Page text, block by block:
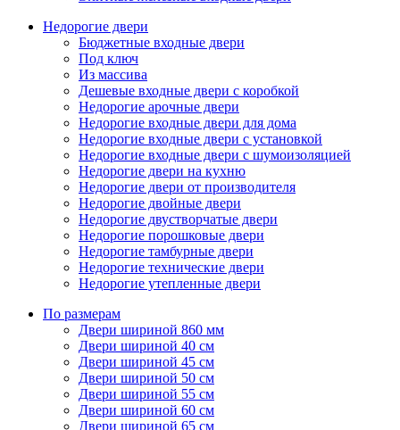
Недорогие двери
Бюджетные входные двери
Под ключ
Из массива
Дешевые входные двери с коробкой
Недорогие арочные двери
Недорогие входные двери для дома
Недорогие входные двери с установкой
Недорогие входные двери с шумоизоляцией
Недорогие двери на кухню
Недорогие двери от производителя
Недорогие двойные двери
Недорогие двустворчатые двери
Недорогие порошковые двери
Недорогие тамбурные двери
Недорогие технические двери
Недорогие утепленные двери
По размерам
Двери шириной 860 мм
Двери шириной 40 см
Двери шириной 45 см
Двери шириной 50 см
Двери шириной 55 см
Двери шириной 60 см
Двери шириной 65 см